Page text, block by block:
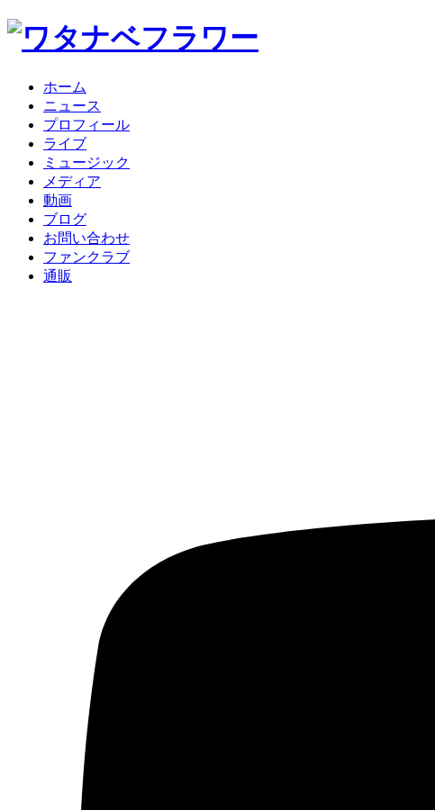
ホーム
ニュース
プロフィール
ライブ
ミュージック
メディア
動画
ブログ
お問い合わせ
ファンクラブ
通販